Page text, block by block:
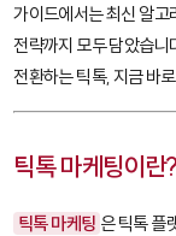
가이드에서는 최신 알
전략까지 모두 담았습
전환하는 틱톡, 지금 바
틱톡 마케팅이란
틱톡 마케팅 은 틱톡 플